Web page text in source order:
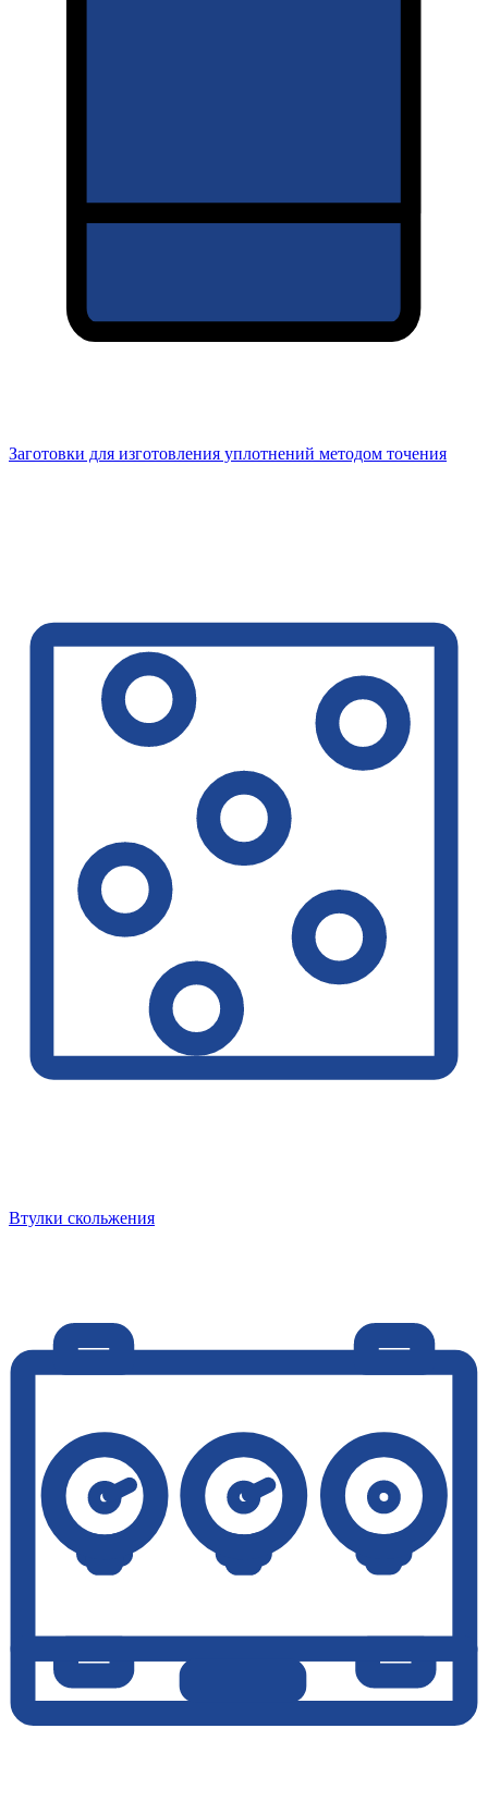
Заготовки для изготовления уплотнений методом точения
Втулки скольжения